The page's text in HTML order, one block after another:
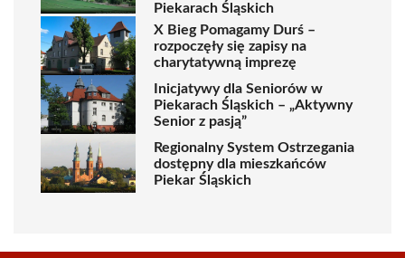
Piekarach Śląskich
X Bieg Pomagamy Durś –
rozpoczęły się zapisy na
charytatywną imprezę
Inicjatywy dla Seniorów w
Piekarach Śląskich – „Aktywny
Senior z pasją”
Regionalny System Ostrzegania
dostępny dla mieszkańców
Piekar Śląskich